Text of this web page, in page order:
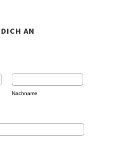
AN
Nachname